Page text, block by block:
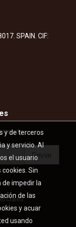
SPAIN. CIF:
Enviar
y de terceros
y servicio. Al
el usuario
Sin
de impedir la
de las
y acuar
usando